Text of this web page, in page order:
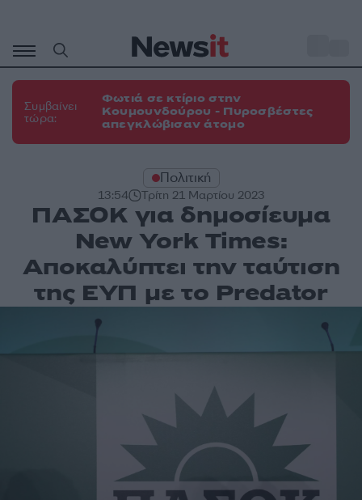
περιεχόμενο
Συμβαίνει
τώρα:
Φωτιά σε κτίριο στην
Κουμουνδούρου - Πυροσβέστες
απεγκλώβισαν άτομο
Πολιτική
13:54 Τρίτη 21 Μαρτίου 2023
ΠΑΣΟΚ για δημοσίευμα
New York Times:
Αποκαλύπτει την ταύτιση
της ΕΥΠ με το Predator